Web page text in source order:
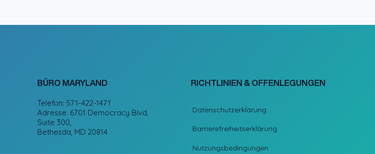
BÜRO MARYLAND
Telefon: 571-422-1471
Adresse: 6701 Democracy Blvd,
Suite 300,
Bethesda, MD 20814
RICHTLINIEN & OFFENLEGUNGEN
Datenschutzerklärung
Barrierefreiheitserklärung
Nutzungsbedingungen